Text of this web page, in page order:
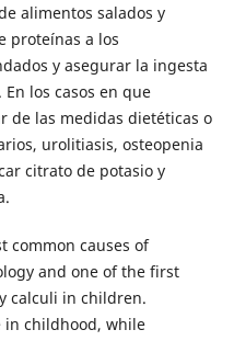
alimentos salados y
proteínas a los
y asegurar la ingesta
los casos en que
de las medidas dietéticas o
urolitiasis, osteopenia
citrato de potasio y
common causes of
and one of the first
calculi in children.
childhood, while